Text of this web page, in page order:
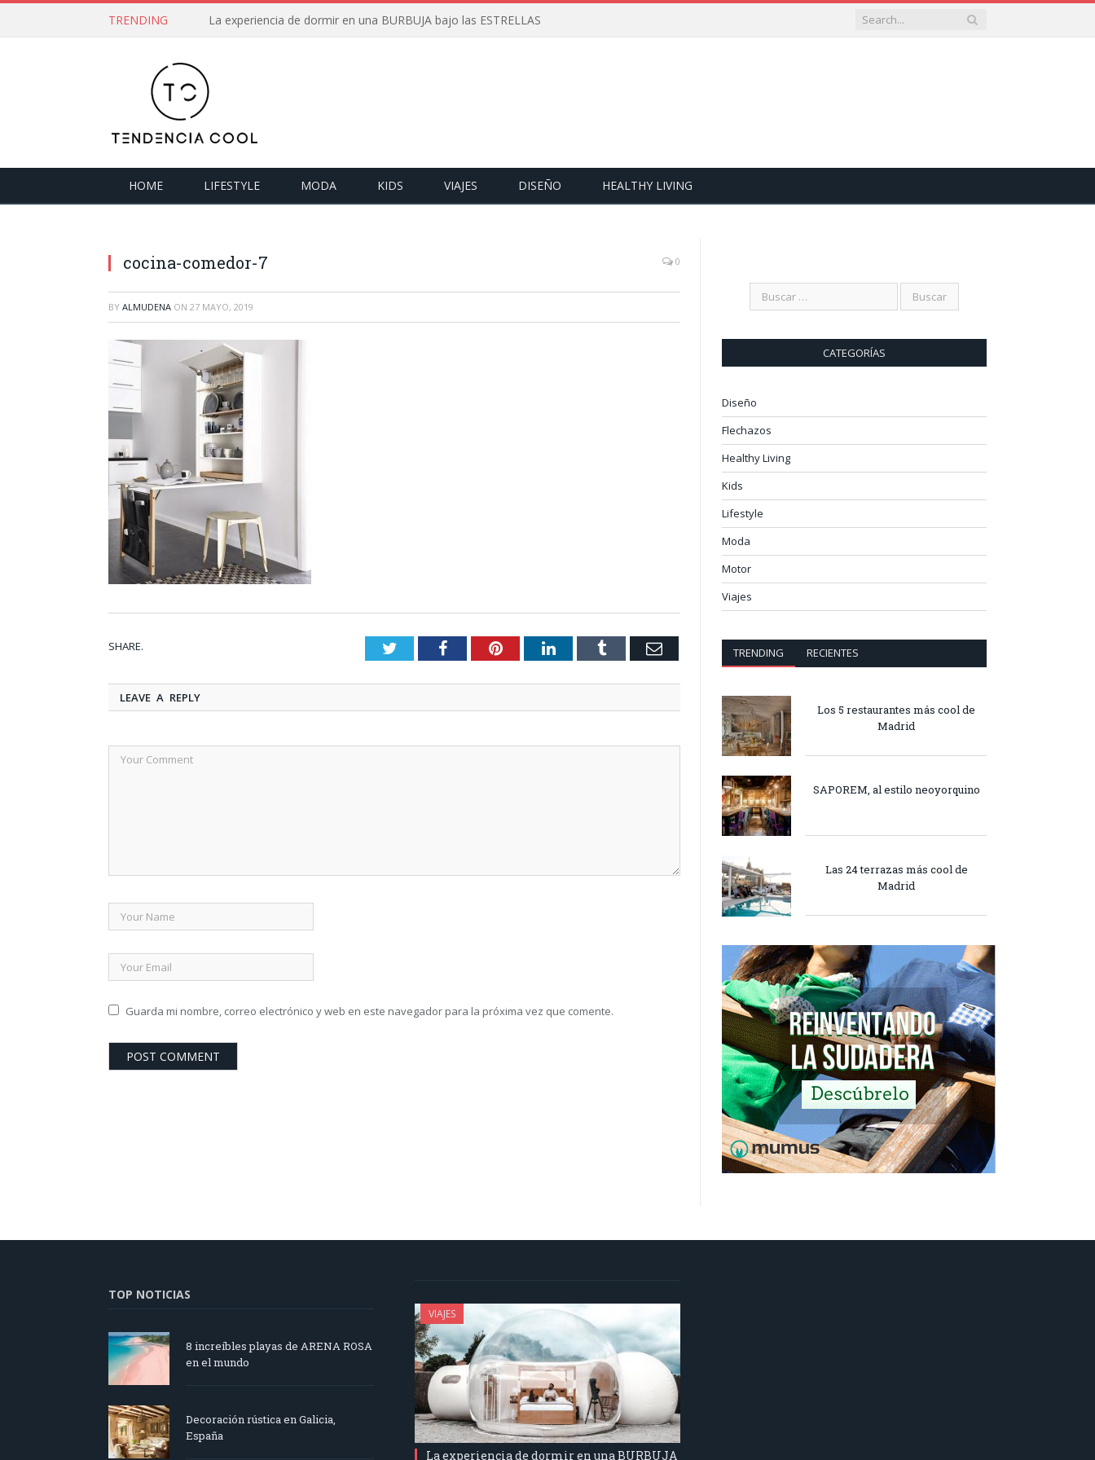
TRENDING La experiencia de dormir en una BURBUJA bajo las ESTRELLAS
HOME LIFESTYLE MODA KIDS VIAJES DISEÑO HEALTHY LIVING
cocina-comedor-7 0
BY ALMUDENA ON 27 MAYO, 2019
SHARE. TwitterFacebookPinterestLinkedInTumblr Email
LEAVE A REPLY
Guarda mi nombre, correo electrónico y web en este navegador para la próxima vez que comente.
CATEGORÍAS
Diseño
Flechazos
Healthy Living
Kids
Lifestyle
Moda
Motor
Viajes
TRENDING RECIENTES
Los 5 restaurantes más cool de
Madrid
SAPOREM, al estilo neoyorquino
Las 24 terrazas más cool de
Madrid
TOP NOTICIAS
8 increíbles playas de ARENA ROSA
en el mundo
Decoración rústica en Galicia,
España
VIAJES
La experiencia de dormir en una BURBUJA